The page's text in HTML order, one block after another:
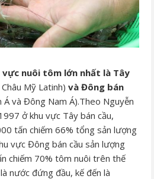
vực nuôi tôm lớn nhất là Tây
Mỹ Latinh) và Đông bán
Á và Đông Nam Á).Theo Nguyễn
ở khu vực Tây bán cầu,
tấn chiếm 66% tổng sản lượng
vực Đông bán cầu sản lượng
chiếm 70% tôm nuôi trên thế
nước đứng đầu, kế đến là